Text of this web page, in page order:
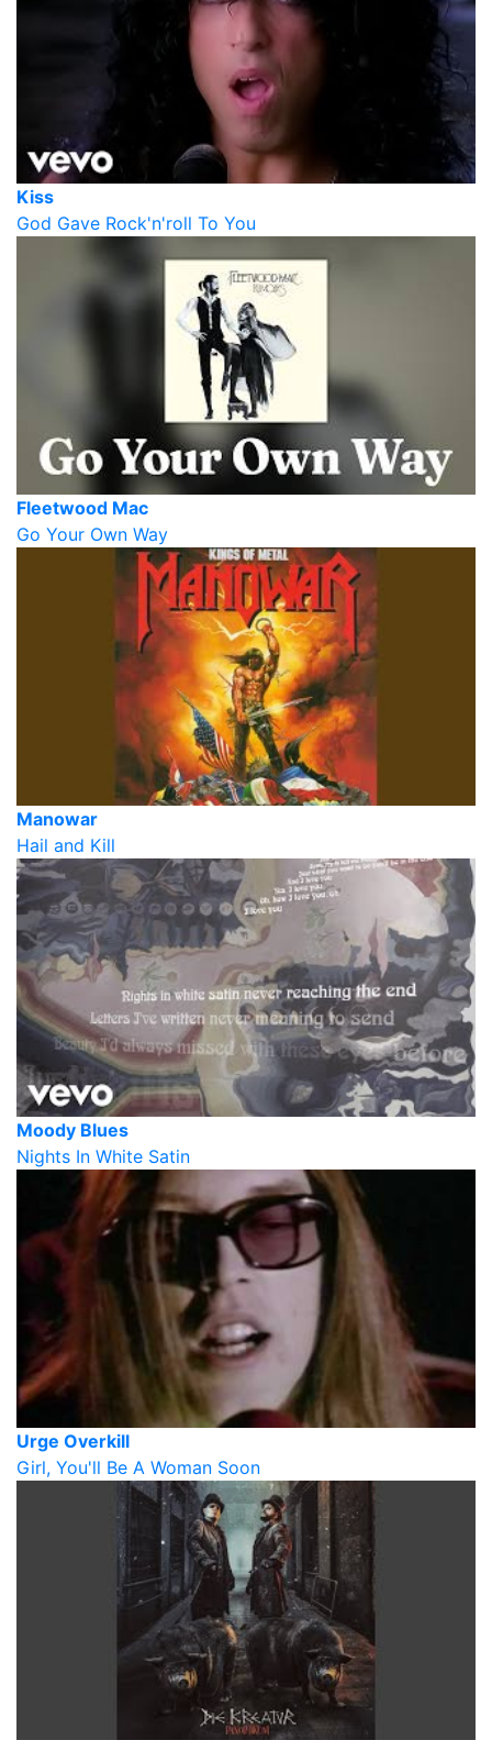
Kiss
God Gave Rock'n'roll To You
Fleetwood Mac
Go Your Own Way
Manowar
Hail and Kill
Moody Blues
Nights In White Satin
Urge Overkill
Girl, You'll Be A Woman Soon